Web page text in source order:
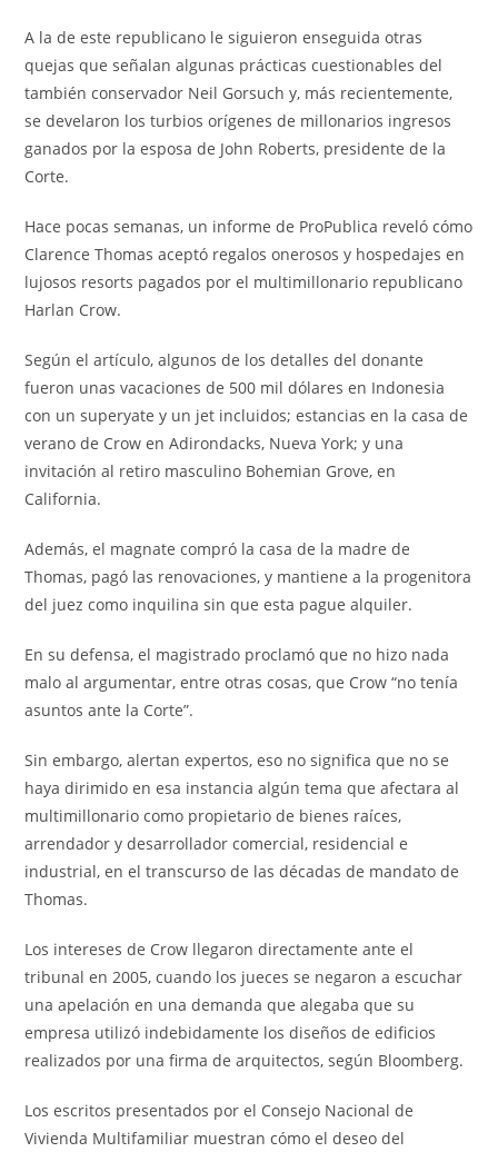
A la de este republicano le siguieron enseguida otras
quejas que señalan algunas prácticas cuestionables del
también conservador Neil Gorsuch y, más recientemente,
se develaron los turbios orígenes de millonarios ingresos
ganados por la esposa de John Roberts, presidente de la
Corte.
Hace pocas semanas, un informe de ProPublica reveló cómo
Clarence Thomas aceptó regalos onerosos y hospedajes en
lujosos resorts pagados por el multimillonario republicano
Harlan Crow.
Según el artículo, algunos de los detalles del donante
fueron unas vacaciones de 500 mil dólares en Indonesia
con un superyate y un jet incluidos; estancias en la casa de
verano de Crow en Adirondacks, Nueva York; y una
invitación al retiro masculino Bohemian Grove, en
California.
Además, el magnate compró la casa de la madre de
Thomas, pagó las renovaciones, y mantiene a la progenitora
del juez como inquilina sin que esta pague alquiler.
En su defensa, el magistrado proclamó que no hizo nada
malo al argumentar, entre otras cosas, que Crow “no tenía
asuntos ante la Corte”.
Sin embargo, alertan expertos, eso no significa que no se
haya dirimido en esa instancia algún tema que afectara al
multimillonario como propietario de bienes raíces,
arrendador y desarrollador comercial, residencial e
industrial, en el transcurso de las décadas de mandato de
Thomas.
Los intereses de Crow llegaron directamente ante el
tribunal en 2005, cuando los jueces se negaron a escuchar
una apelación en una demanda que alegaba que su
empresa utilizó indebidamente los diseños de edificios
realizados por una firma de arquitectos, según Bloomberg.
Los escritos presentados por el Consejo Nacional de
Vivienda Multifamiliar muestran cómo el deseo del